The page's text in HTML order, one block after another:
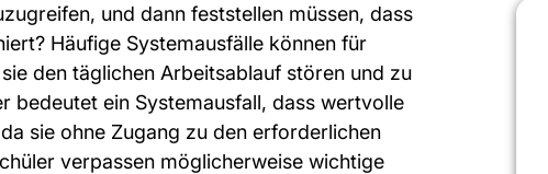
und dann feststellen müssen, dass
Häufige Systemausfälle können für
den täglichen Arbeitsablauf stören und zu
bedeutet ein Systemausfall, dass wertvolle
sie ohne Zugang zu den erforderlichen
verpassen möglicherweise wichtige